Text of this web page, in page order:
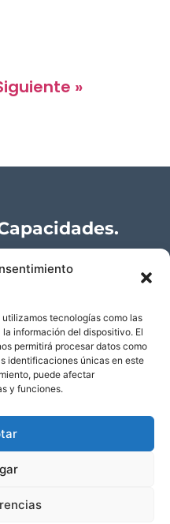
tecnologías como las
información del dispositivo. El
permitirá procesar datos como
identificaciones únicas en este
puede afectar
y funciones.
»
Altas
Región de Murcia